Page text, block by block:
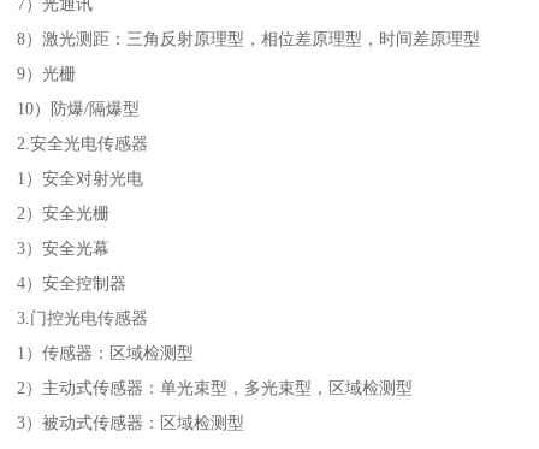
8）激光测距：三角反射原理型，相位差原理型，时间差原理型
9）光栅
10）防爆/隔爆型
2.安全光电传感器
1）安全对射光电
2）安全光栅
3）安全光幕
4）安全控制器
3.门控光电传感器
1）传感器：区域检测型
2）主动式传感器：单光束型，多光束型，区域检测型
3）被动式传感器：区域检测型